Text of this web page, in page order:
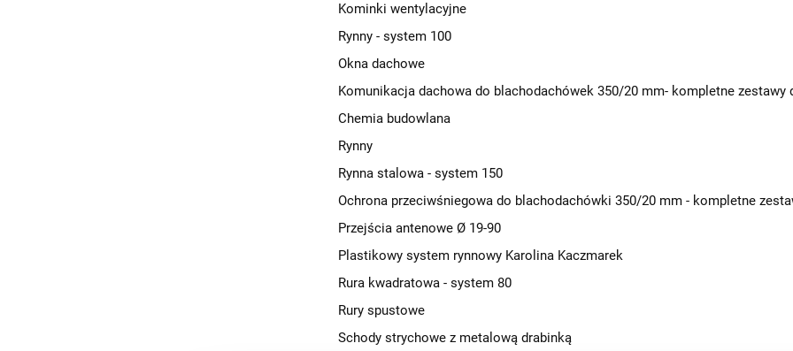
Kominki wentylacyjne
Rynny - system 100
Okna dachowe
Komunikacja dachowa do blachodachówek 350/20 mm- kompletne zestawy
Chemia budowlana
Rynny
Rynna stalowa - system 150
Ochrona przeciwśniegowa do blachodachówki 350/20 mm - kompletne
Przejścia antenowe Ø 19-90
Plastikowy system rynnowy Karolina Kaczmarek
Rura kwadratowa - system 80
Rury spustowe
Schody strychowe z metalową drabinką